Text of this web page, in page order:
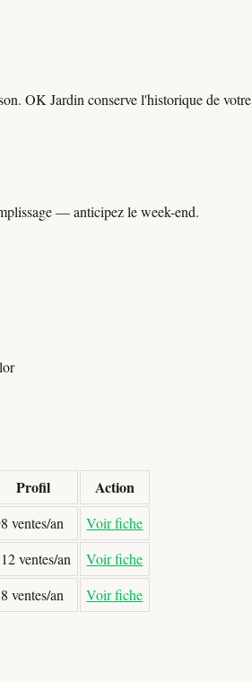
OK Jardin conserve l'historique de votre
— anticipez le week-end.
Profil
Action
ventes/an Voir fiche
ventes/an Voir fiche
ventes/an Voir fiche